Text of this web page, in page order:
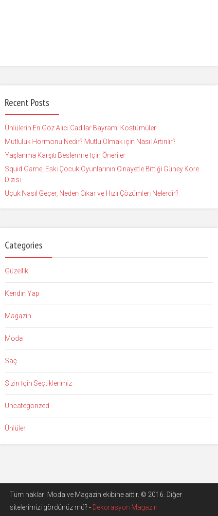
Recent Posts
Ünlülerin En Göz Alıcı Cadılar Bayramı Kostümüleri
Mutluluk Hormonu Nedir? Mutlu Olmak için Nasıl Artırılır?
Yaşlanma Karşıtı Beslenme İçin Öneriler
Squid Game, Eski Çocuk Oyunlarının Cinayetle Bittiği Güney Kore
Dizisi
Uçuk Nasıl Geçer, Neden Çıkar ve Hızlı Çözümleri Nelerdir?
Categories
Güzellik
Kendin Yap
Magazin
Moda
Saç
Sizin İçin Seçtiklerimiz
Uncategorized
Ünlüler
Tüm hakları Moda ve Magazin ekibine aittir. © 2016. Diğer
sitelerimizi gördünüz mü? - Dekorasyon Magazin